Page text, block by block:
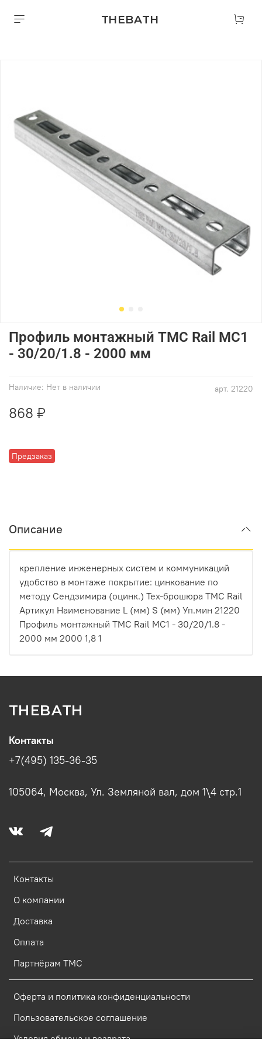
THEBATH
арт. 21220
Наличие: Нет в наличии
Предзаказ
Профиль монтажный ТМС Rail MC1
- 30/20/1.8 - 2000 мм
868 ₽
Описание
крепление инженерных систем и коммуникаций
удобство в монтаже покрытие: цинкование по
методу Сендзимира (оцинк.) Тех-брошюра ТМС Rail
Артикул Наименование L (мм) S (мм) Уп.мин 21220
Профиль монтажный ТМС Rail MC1 - 30/20/1.8 -
2000 мм 2000 1,8 1
THEBATH
Контакты
О компании
Доставка
Оплата
Партнёрам ТМС
Оферта и политика конфиденциальности
Пользовательское соглашение
Условия обмена и возврата
Контакты
+7(495) 135-36-35
105064, Москва, Ул. Земляной вал, дом 1\4 стр.1